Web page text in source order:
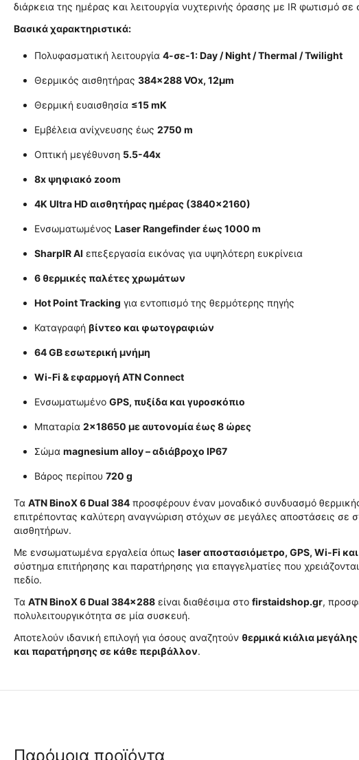
διάρκεια της ημέρας και λειτουργία νυχτερινής όρασης με IR φωτισμό
Βασικά χαρακτηριστικά:
Πολυφασματική λειτουργία 4-σε-1: Day / Night / Thermal / Twilight
Θερμικός αισθητήρας 384×288 VOx, 12μm
Θερμική ευαισθησία ≤15 mK
Εμβέλεια ανίχνευσης έως 2750 m
Οπτική μεγέθυνση 5.5-44x
8x ψηφιακό zoom
4K Ultra HD αισθητήρας ημέρας (3840×2160)
Ενσωματωμένος Laser Rangefinder έως 1000 m
SharpIR AI επεξεργασία εικόνας για υψηλότερη ευκρίνεια
6 θερμικές παλέτες χρωμάτων
Hot Point Tracking για εντοπισμό της θερμότερης πηγής
Καταγραφή βίντεο και φωτογραφιών
64 GB εσωτερική μνήμη
Wi-Fi & εφαρμογή ATN Connect
Ενσωματωμένο GPS, πυξίδα και γυροσκόπιο
Μπαταρία 2×18650 με αυτονομία έως 8 ώρες
Σώμα magnesium alloy – αδιάβροχο IP67
Βάρος περίπου 720 g
Τα ATN BinoX 6 Dual 384 προσφέρουν έναν μοναδικό συνδυασμό
επιτρέποντας καλύτερη αναγνώριση στόχων σε μεγάλες αποστάσεις σε
αισθητήρων.
Με ενσωματωμένα εργαλεία όπως laser αποστασιόμετρο, GPS, Wi-Fi
σύστημα επιτήρησης και παρατήρησης για επαγγελματίες που
πεδίο.
Τα ATN BinoX 6 Dual 384x288 είναι διαθέσιμα στο firstaidshop.gr,
πολυλειτουργικότητα σε μία συσκευή.
Αποτελούν ιδανική επιλογή για όσους αναζητούν θερμικά κιάλια
και παρατήρησης σε κάθε περιβάλλον.
Παρόμοια προϊόντα